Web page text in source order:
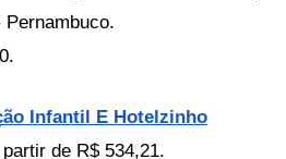
Infantil E Hotelzinho
de R$ 534,21.